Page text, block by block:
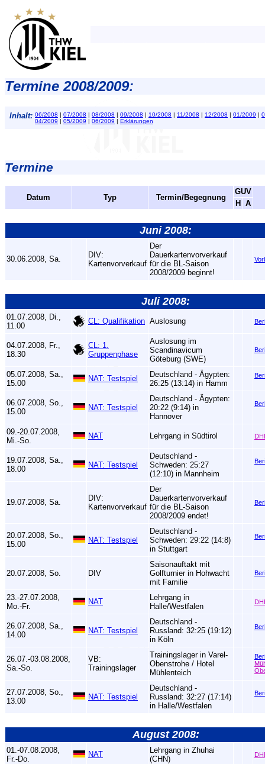
Termine 2008/2009:
Inhalt: 06/2008 | 07/2008 | 08/2008 | 09/2008 | 10/2008 | 11/2008 | 12/2008 | 01/2009 |
04/2009 | 05/2009 | 06/2009 | Erklärungen
Termine
Datum Typ Termin/Begegnung
GUV
H
A
Juni 2008:
30.06.2008, Sa.
DIV:
Kartenvorverkauf
Der
Dauerkartenvorverkauf
für die BL-Saison
2008/2009 beginnt!
Juli 2008:
01.07.2008, Di.,
11.00
CL: Qualifikation Auslosung
04.07.2008, Fr.,
18.30
CL: 1.
Gruppenphase
Auslosung im
Scandinavicum
Göteburg (SWE)
05.07.2008, Sa.,
15.00
NAT: Testspiel
Deutschland - Ägypten:
26:25 (13:14) in Hamm
06.07.2008, So.,
15.00
NAT: Testspiel
Deutschland - Ägypten:
20:22 (9:14) in
Hannover
09.-20.07.2008,
Mi.-So.
NAT Lehrgang in Südtirol
19.07.2008, Sa.,
18.00
NAT: Testspiel
Deutschland -
Schweden: 25:27
(12:10) in Mannheim
19.07.2008, Sa.
DIV:
Kartenvorverkauf
Der
Dauerkartenvorverkauf
für die BL-Saison
2008/2009 endet!
20.07.2008, So.,
15.00
NAT: Testspiel
Deutschland -
Schweden: 29:22 (14:8)
in Stuttgart
20.07.2008, So. DIV
Saisonauftakt mit
Golfturnier in Hohwacht
mit Familie
23.-27.07.2008,
Mo.-Fr.
NAT
Lehrgang in
Halle/Westfalen
26.07.2008, Sa.,
14.00
NAT: Testspiel
Deutschland -
Russland: 32:25 (19:12)
in Köln
26.07.-03.08.2008,
Sa.-So.
VB:
Trainingslager
Trainingslager in Varel-
Obenstrohe / Hotel
Mühlenteich
27.07.2008, So.,
13.00
NAT: Testspiel
Deutschland -
Russland: 32:27 (17:14)
in Halle/Westfalen
August 2008:
01.-07.08.2008,
Fr.-Do.
NAT
Lehrgang in Zhuhai
(CHN)